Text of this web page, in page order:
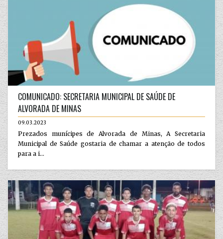
COMUNICADO: SECRETARIA MUNICIPAL DE SAÚDE DE
ALVORADA DE MINAS
09.03.2023
Prezados munícipes de Alvorada de Minas, A Secretaria
Municipal de Saúde gostaria de chamar a atenção de todos
para a i...